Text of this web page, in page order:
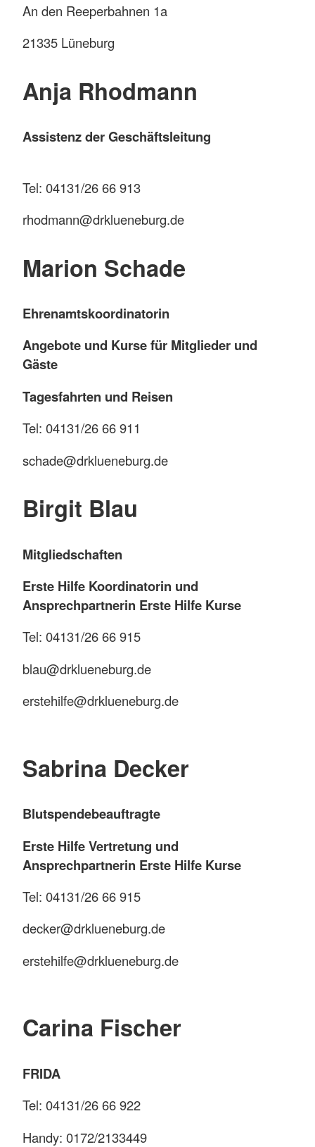
An den Reeperbahnen 1a
21335 Lüneburg
Anja Rhodmann
Assistenz der Geschäftsleitung
Tel: 04131/26 66 913
rhodmann@drklueneburg.de
Marion Schade
Ehrenamtskoordinatorin
Angebote und Kurse für Mitglieder und
Gäste
Tagesfahrten und Reisen
Tel: 04131/26 66 911
schade@drklueneburg.de
Birgit Blau
Mitgliedschaften
Erste Hilfe Koordinatorin und
Ansprechpartnerin Erste Hilfe Kurse
Tel: 04131/26 66 915
blau@drklueneburg.de
erstehilfe@drklueneburg.de
Sabrina Decker
Blutspendebeauftragte
Erste Hilfe Vertretung und
Ansprechpartnerin Erste Hilfe Kurse
Tel: 04131/26 66 915
decker@drklueneburg.de
erstehilfe@drklueneburg.de
Carina Fischer
FRIDA
Tel: 04131/26 66 922
Handy: 0172/2133449